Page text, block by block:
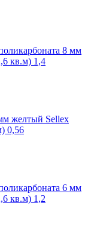
8 мм
кв.м) 1,4
желтый Sellex
0,56
6 мм
кв.м) 1,2